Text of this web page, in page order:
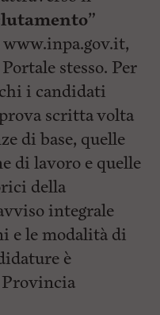
”
stesso. Per
i candidati
scritta volta
di base, quelle
di lavoro e quelle
della
integrale
e le modalità di
è